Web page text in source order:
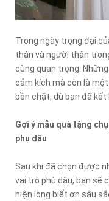
Trong ngày trọng đại
thân và người thân
cùng quan trọng.
cảm kích mà còn là
bền chặt, dù bạn đã kết
Gợi ý mẫu quà tặng
phụ dâu
Sau khi đã chọn được
vai trò phù dâu, bạn sẽ
hiện lòng biết ơn sâu